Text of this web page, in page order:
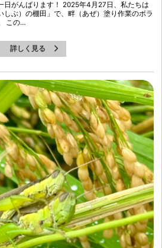
日がんばります！ 2025年4月27日、私たちは
しぶ）の棚田」で、畔（あぜ）塗り作業のボラ
この…
詳しく見る